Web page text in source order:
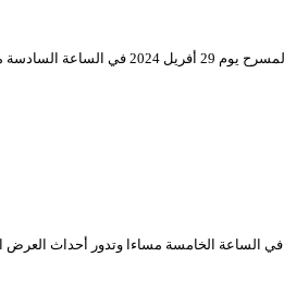
عرضت ضمن فعاليات برنامج “المسرح في رحاب الجامعة” بالمسرح
استضاف المسرح الوطني الجزائري العرض الأول لـ”منشأ” من تصميم الكوريغراف فايزة معمري للجمعية